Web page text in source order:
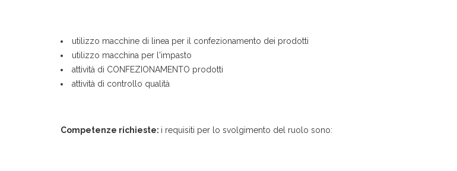
utilizzo macchine di linea per il confezionamento dei prodotti
utilizzo macchina per l'impasto
attività di CONFEZIONAMENTO prodotti
attività di controllo qualità
Competenze richieste: i requisiti per lo svolgimento del ruolo sono: